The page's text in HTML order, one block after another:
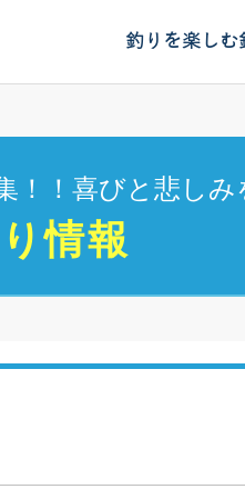
釣りを楽しむ
！喜びと悲しみ
情報